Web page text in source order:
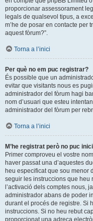
proporcionar assessorament
legals de qualsevol tipus, a
m’he de posar en contacte per
aquest fòrum?”.
Torna a l’inici
Per què no em puc registrar?
És possible que un
evitar que visitants nous es
administrador del fòrum hagi
nom d’usuari que esteu
administrador del fòrum per
Torna a l’inici
M’he registrat però no puc
Primer comproveu el vostre
haver passat una d’aquestes
heu especificat que sou menor
seguir les instruccions que heu
l’activació dels comptes nous,
administrador abans de poder
durant el procés de registre. Si
instruccions. Si no heu rebut
proporcionat una adreça